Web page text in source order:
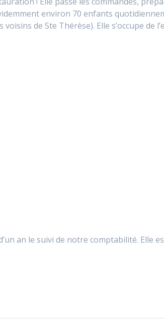
environ 70 enfants
de Ste Thérèse). Elle s’occupe de
an le suivi de notre comptabilité. Elle